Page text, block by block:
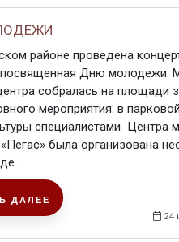
районе проведена
посвященная Дню молодежи.
собралась на площади
мероприятия: в
специалистами Центра
была организована
...
24
ДАЛЕЕ